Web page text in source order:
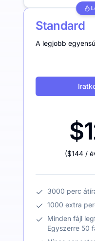
Standard
A legjobb
($144 /
3000 perc
1000 extra
Minden fájl
Egyszerre 50